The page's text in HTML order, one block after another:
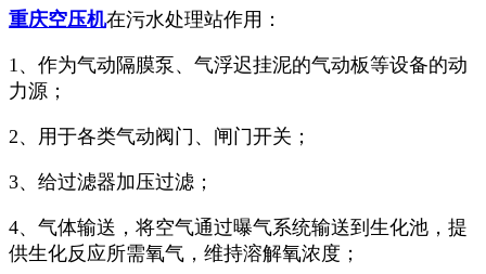
重庆空压机在污水处理站作用：
1、作为气动隔膜泵、气浮迟挂泥的气动板等设备的动
力源；
2、用于各类气动阀门、闸门开关；
3、给过滤器加压过滤；
4、气体输送，将空气通过曝气系统输送到生化池，提
供生化反应所需氧气，维持溶解氧浓度；